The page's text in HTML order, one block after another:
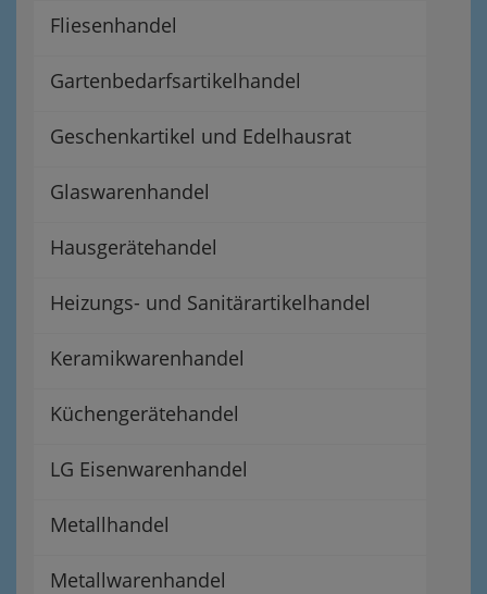
Fliesenhandel
Gartenbedarfsartikelhandel
Geschenkartikel und Edelhausrat
Glaswarenhandel
Hausgerätehandel
Heizungs- und Sanitärartikelhandel
Keramikwarenhandel
Küchengerätehandel
LG Eisenwarenhandel
Metallhandel
Metallwarenhandel